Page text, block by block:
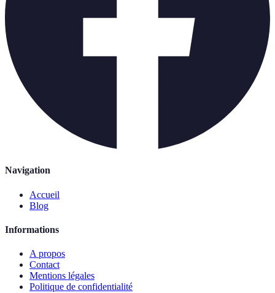
Navigation
Accueil
Blog
Informations
A propos
Contact
Mentions légales
Politique de confidentialité